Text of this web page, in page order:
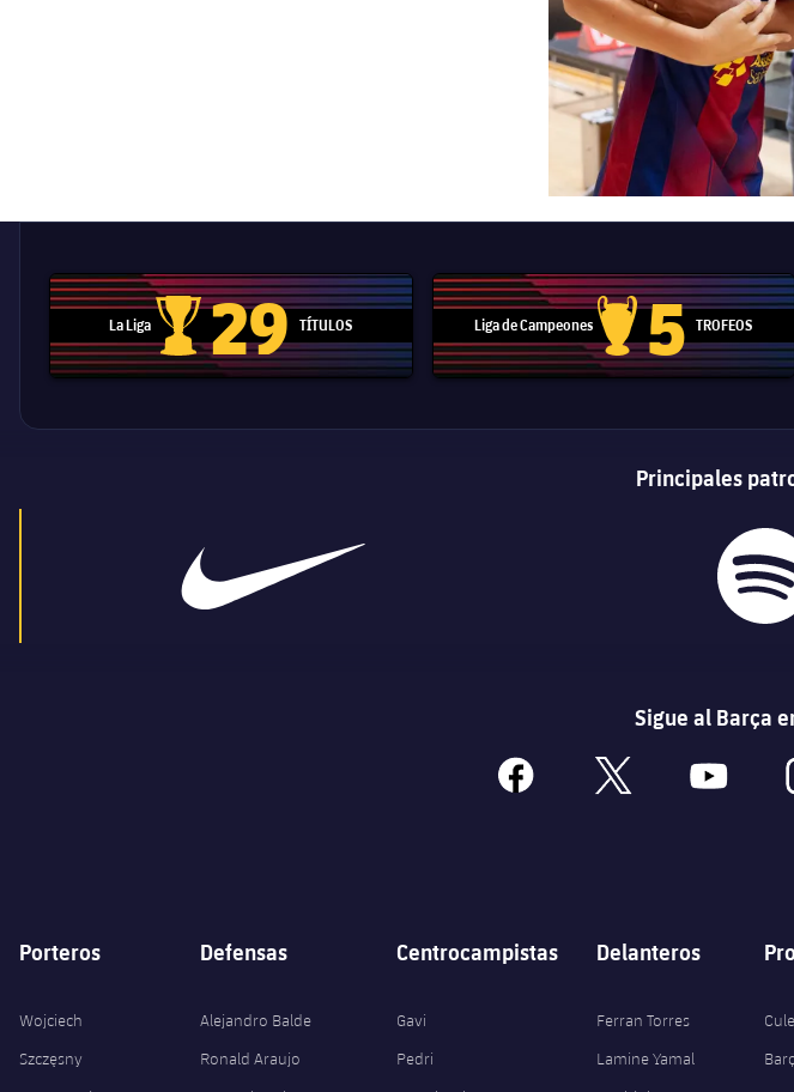
La Liga
Trofeo de La Liga
29 TÍTULOS Liga de Campeones
Trofeo de la Liga de
5 TROFEOS
Principales
Sigue al Barça
facebook x youtube
Porteros
Wojciech
Szczęsny
Defensas
Alejandro Balde
Ronald Araujo
Centrocampistas
Gavi
Pedri
Delanteros
Ferran Torres
Lamine Yamal